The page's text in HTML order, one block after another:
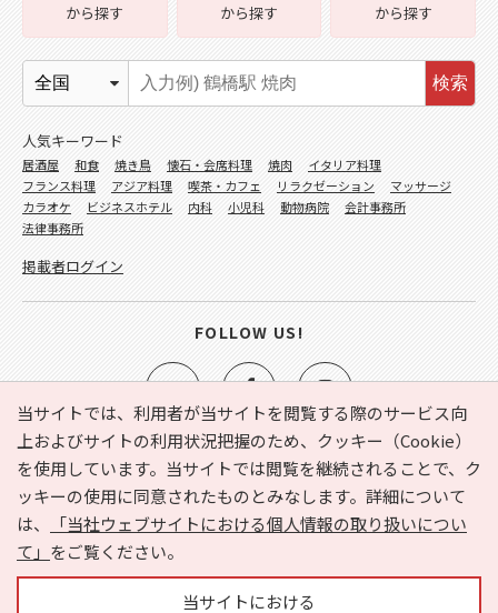
当サイトでは、利用者が当サイトを閲覧する際のサービス向
上およびサイトの利用状況把握のため、クッキー（Cookie）
を使用しています。当サイトでは閲覧を継続されることで、ク
ッキーの使用に同意されたものとみなします。詳細について
は、
「当社ウェブサイトにおける個人情報の取り扱いについ
て」 をご覧ください。
当サイトにおける
e-NAVITA（イーナビタ）とは？ お気に入り
ヘルプ
利用規約
個人情報の取り扱いについて
運営会社
サイトマップ
広告掲載に関するお問い合わせ
から探す
から探す
から探す
検索
人気キーワード
居酒屋 和食 焼き鳥 懐石・会席料理 焼肉
イタリア料理
フランス料理
アジア料理 喫茶・カフェ リラクゼーション
マッサージ
カラオケ
ビジネスホテル 内科 小児科 動物病院
会計事務所
法律事務所
掲載者ログイン
FOLLOW US!